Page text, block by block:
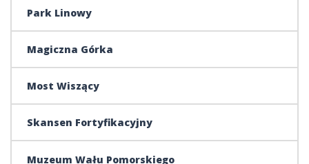
Park Linowy
Magiczna Górka
Most Wiszący
Skansen Fortyfikacyjny
Muzeum Wału Pomorskiego